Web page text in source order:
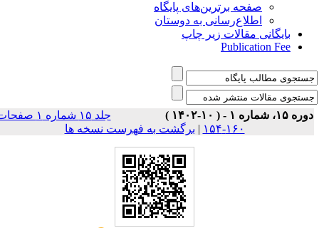
صفحه برترین‌های پایگاه
اطلاع‌رسانی به دوستان
بایگانی مقالات زیر چاپ
Publication Fee
۱۵، شماره ۱ - ( ۱۰-۱۴۰۲ )
جلد ۱۵ شماره ۱ صفحات
۱۶۰-۱۵۴
| برگشت به فهرست نسخه ها